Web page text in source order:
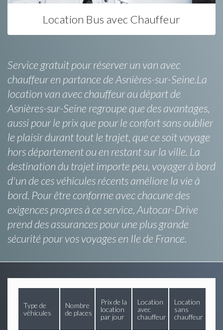
Location Bus avec Chauffeur
Service gratuit pour réserver un van avec
chauffeur en partance de Asnières-sur-Seine.La
location van avec chauffeur au départ de
Asnières-sur-Seine regroupe que des avantages,
aussi pour le prix que pour le confort sans oublier
le plaisir durant tout le trajet, que ce soit voyage
hors département ou en restant sur la ville. La
destination du trajet importe peu, voyager à bord
d'un de ces véhicules récents améliore la vie à
bord. Pour être conforme avec chacune des
exigences propres à ce service, Autocar-Drive
prend des assurances pour une plus grande
sécurité pour vos voyages en Ile de France.
Type de
véhicules
Nombre
de places
Prix de la
location
par jour
Location
avec
chauffeur
Location
sans
chauffeur